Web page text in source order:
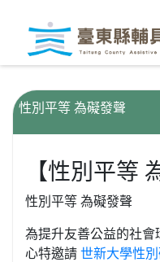
性別平等 為礙發聲
【性別平等
性別平等 為礙發聲
為提升友善公益的社會
心特邀請 世新大學性